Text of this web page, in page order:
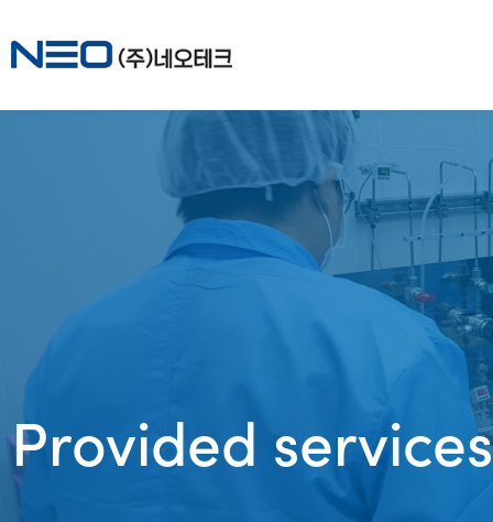
Provided services